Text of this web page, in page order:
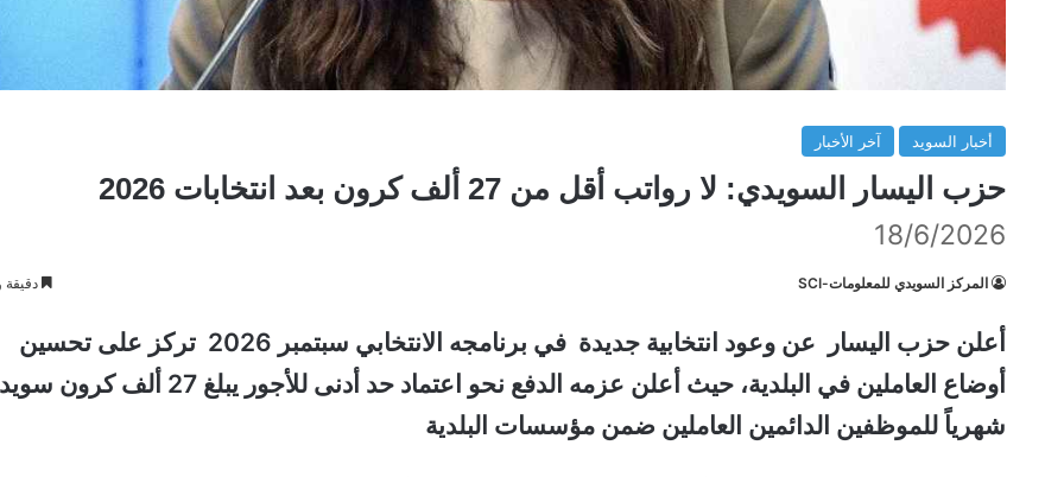
أخبار السويد آخر الأخبار
حزب اليسار السويدي: لا رواتب أقل من 27 ألف كرون بعد انتخابات 2026
18/6/2026
المركز السويدي للمعلومات-SCI دقيقة
أعلن حزب اليسار عن وعود انتخابية جديدة في برنامجه الانتخابي سبتمبر 2026 تركز على تحسين
أوضاع العاملين في البلدية، حيث أعلن عزمه الدفع نحو اعتماد حد أدنى للأجور يبلغ 27
شهرياً للموظفين الدائمين العاملين ضمن مؤسسات البلدية